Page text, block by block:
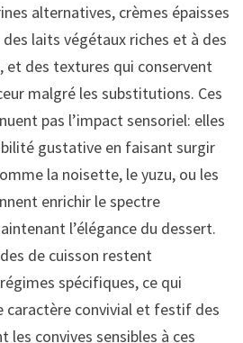
alternatives, crèmes épaisses
laits végétaux riches et à des
et des textures qui conservent
malgré les substitutions. Ces
pas l’impact sensoriel: elles
gustative en faisant surgir
la noisette, le yuzu, ou les
enrichir le spectre
l’élégance du dessert.
de cuisson restent
spécifiques, ce qui
caractère convivial et festif des
les convives sensibles à ces